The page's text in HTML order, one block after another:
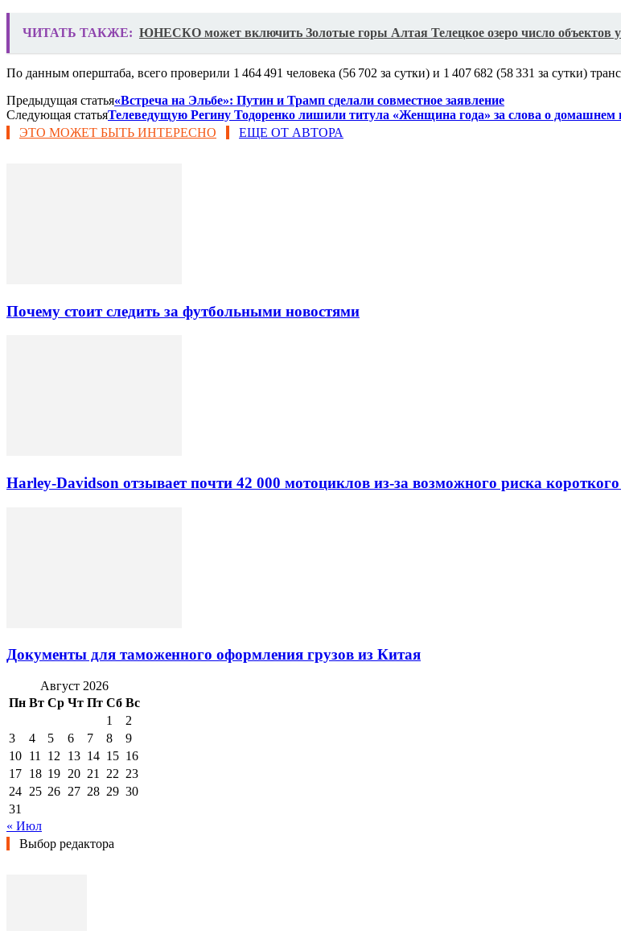
ЧИТАТЬ ТАКЖЕ: ЮНЕСКО может включить Золотые горы Алтая Телецкое озеро число объектов
По данным оперштаба, всего проверили 1 464 491 человека (56 702 за сутки) и 1 407 682 (58 331 за сутки)
Предыдущая статья«Встреча на Эльбе»: Путин и Трамп сделали совместное заявление
Следующая статьяТелеведущую Регину Тодоренко лишили титула «Женщина года» за слова о домашнем
ЭТО МОЖЕТ БЫТЬ ИНТЕРЕСНО
ЕЩЕ ОТ АВТОРА
Почему стоит следить за футбольными новостями
Harley-Davidson отзывает почти 42 000 мотоциклов из-за возможного риска
Документы для таможенного оформления грузов из Китая
Август 2026
Пн Вт Ср Чт Пт Сб Вс
1
2
3
4 5 6 7 8
9
10 11 12 13 14 15 16
17 18 19 20 21 22 23
24 25 26 27 28 29 30
31
« Июл
Выбор редактора